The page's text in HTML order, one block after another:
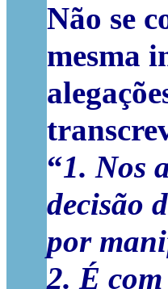
Não se
mesma
“1. Nos
decisão
por
2. É